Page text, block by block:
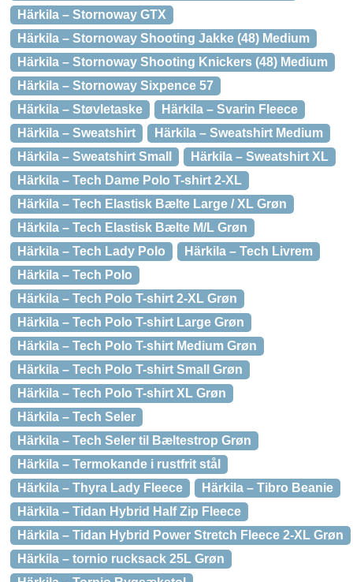
Härkila – Stornoway GTX
Härkila – Stornoway Shooting Jakke (48) Medium
Härkila – Stornoway Shooting Knickers (48) Medium
Härkila – Stornoway Sixpence 57
Härkila – Støvletaske
Härkila – Svarin Fleece
Härkila – Sweatshirt
Härkila – Sweatshirt Medium
Härkila – Sweatshirt Small
Härkila – Sweatshirt XL
Härkila – Tech Dame Polo T-shirt 2-XL
Härkila – Tech Elastisk Bælte Large / XL Grøn
Härkila – Tech Elastisk Bælte M/L Grøn
Härkila – Tech Lady Polo
Härkila – Tech Livrem
Härkila – Tech Polo
Härkila – Tech Polo T-shirt 2-XL Grøn
Härkila – Tech Polo T-shirt Large Grøn
Härkila – Tech Polo T-shirt Medium Grøn
Härkila – Tech Polo T-shirt Small Grøn
Härkila – Tech Polo T-shirt XL Grøn
Härkila – Tech Seler
Härkila – Tech Seler til Bæltestrop Grøn
Härkila – Termokande i rustfrit stål
Härkila – Thyra Lady Fleece
Härkila – Tibro Beanie
Härkila – Tidan Hybrid Half Zip Fleece
Härkila – Tidan Hybrid Power Stretch Fleece 2-XL Grøn
Härkila – tornio rucksack 25L Grøn